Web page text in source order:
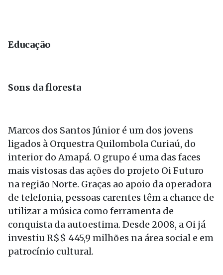
Educação
Sons da floresta
Marcos dos Santos Júnior é um dos jovens
ligados à Orquestra Quilombola Curiaú, do
interior do Amapá. O grupo é uma das faces
mais vistosas das ações do projeto Oi Futuro
na região Norte. Graças ao apoio da operadora
de telefonia, pessoas carentes têm a chance de
utilizar a música como ferramenta de
conquista da autoestima. Desde 2008, a Oi já
investiu R$$ 445,9 milhões na área social e em
patrocínio cultural.